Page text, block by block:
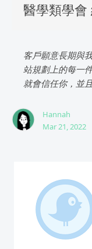
醫學類學會
客戶願意長期與
站規劃上的每一
就會信任你，並
Hannah
Mar 21, 2022